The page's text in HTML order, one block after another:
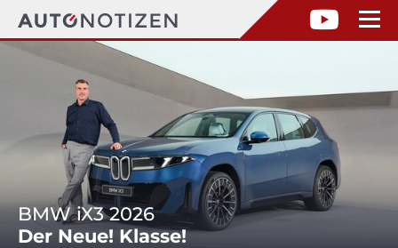
BMW iX3 2026
Der Neue! Klasse!